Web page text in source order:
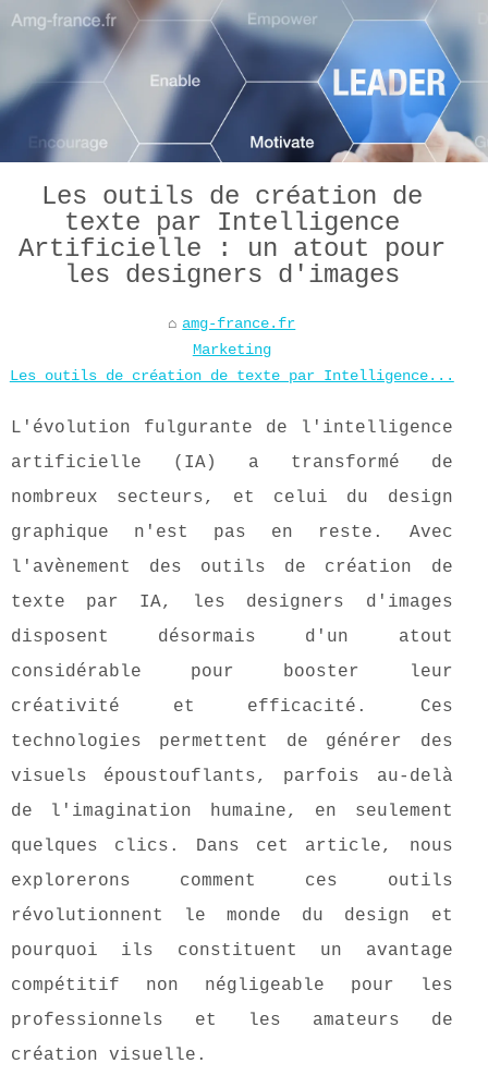
Les outils de création de
texte par Intelligence
Artificielle : un atout pour
les designers d'images
amg-france.fr
Marketing
Les outils de création de texte par Intelligence...
L'évolution fulgurante de l'intelligence
artificielle (IA) a transformé de
nombreux secteurs, et celui du design
graphique n'est pas en reste. Avec
l'avènement des outils de création de
texte par IA, les designers d'images
disposent désormais d'un atout
considérable pour booster leur
créativité et efficacité. Ces
technologies permettent de générer des
visuels époustouflants, parfois au-delà
de l'imagination humaine, en seulement
quelques clics. Dans cet article, nous
explorerons comment ces outils
révolutionnent le monde du design et
pourquoi ils constituent un avantage
compétitif non négligeable pour les
professionnels et les amateurs de
création visuelle.